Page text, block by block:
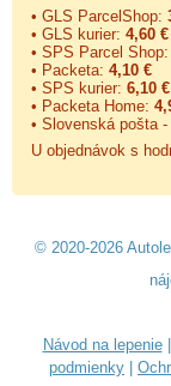
• GLS ParcelShop:
• GLS kurier: 4,60 €
• SPS Parcel Shop:
• Packeta: 4,10 €
• SPS kurier: 6,10 €
• Packeta Home:
• Slovenská pošta
U objednávok s
© 2020-2026
Návod na lepenie|
podmienky